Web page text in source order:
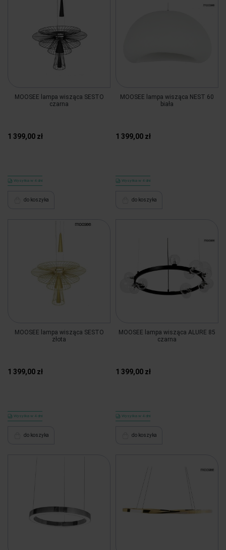
MOOSEE lampa wisząca SESTO
czarna
1 399,00 zł
Wysyłka w 4 dni
do koszyka
MOOSEE lampa wisząca NEST 60
biała
1 399,00 zł
Wysyłka w 4 dni
do koszyka
MOOSEE lampa wisząca SESTO
złota
1 399,00 zł
Wysyłka w 4 dni
do koszyka
MOOSEE lampa wisząca ALURE 85
czarna
1 399,00 zł
Wysyłka w 4 dni
do koszyka